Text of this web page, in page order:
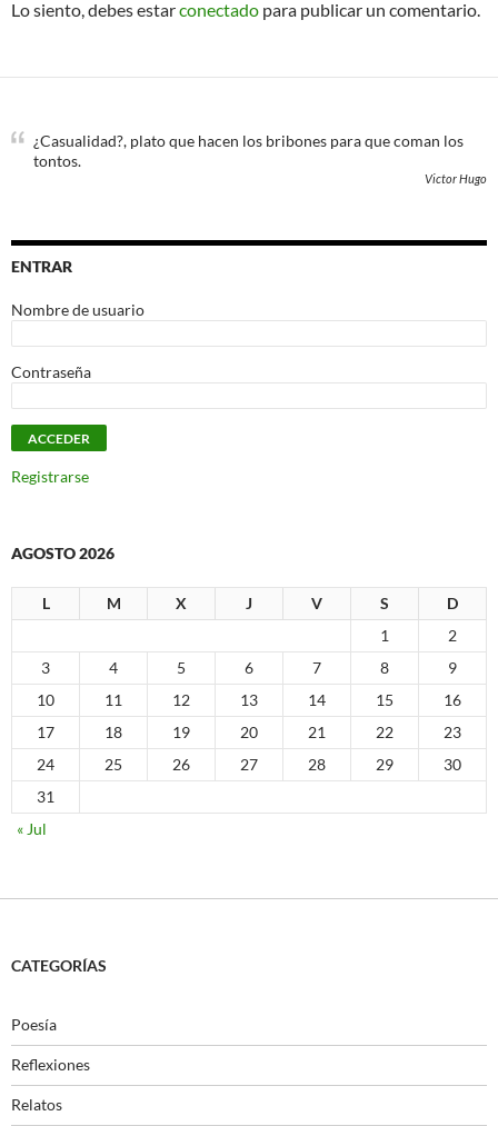
Lo siento, debes estarconectado para publicar un comentario.
¿Casualidad?, plato que hacen los bribones para que coman los
tontos.
Victor Hugo
ENTRAR
Nombre de usuario
Contraseña
Registrarse
AGOSTO 2026
L M X J V S
D
1
2
3
4 5 6 7 8
9
10
11 12 13 14 15
16
17
18 19 20 21 22
23
24
25 26 27 28 29
30
31
« Jul
CATEGORÍAS
Poesía
Reflexiones
Relatos